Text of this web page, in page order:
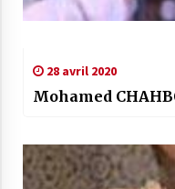
28 avril 2020